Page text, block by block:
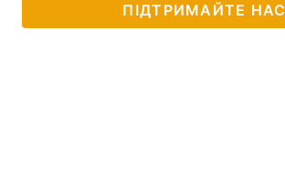
ПІДТРИМАЙТЕ НАС